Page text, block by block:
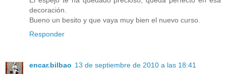
decoración.
Bueno un besito y que vaya muy bien el nuevo curso.
Responder
encar.bilbao 13 de septiembre de 2010 a las 18:41